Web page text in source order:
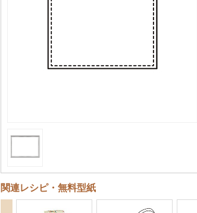
関連レシピ・無料型紙